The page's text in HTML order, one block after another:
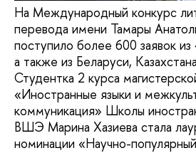
На Международный конкурс
перевода имени Тамары
поступило более 600 заявок
а также из Беларуси,
Студентка 2 курса
«Иностранные языки и
коммуникация» Школы
ВШЭ Марина Хазиева стала
номинации «Научно-